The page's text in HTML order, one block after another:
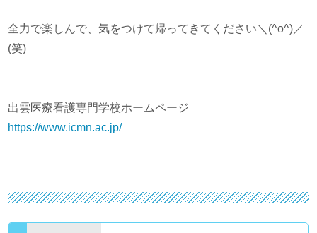
全力で楽しんで、気をつけて帰ってきてください＼(^o^)／
(笑)
出雲医療看護専門学校ホームページ
https://www.icmn.ac.jp/